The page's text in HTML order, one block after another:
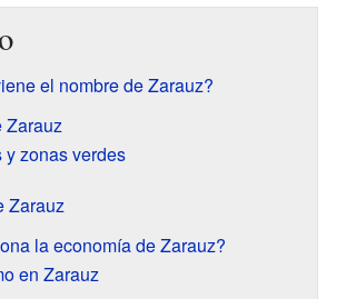
el nombre de Zarauz?
Zarauz
y zonas verdes
Zarauz
la economía de Zarauz?
en Zarauz